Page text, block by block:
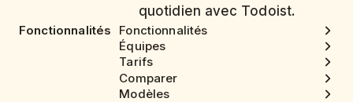
quotidien avec Todoist.
Fonctionnalités
Fonctionnalités
Équipes
Tarifs
Comparer
Modèles